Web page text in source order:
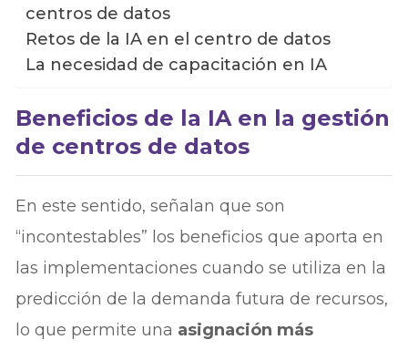
centros de datos
Retos de la IA en el centro de datos
La necesidad de capacitación en IA
Beneficios de la IA en la gestión
de centros de datos
En este sentido, señalan que son
“incontestables” los beneficios que aporta en
las implementaciones cuando se utiliza en la
predicción de la demanda futura de recursos,
lo que permite una asignación más